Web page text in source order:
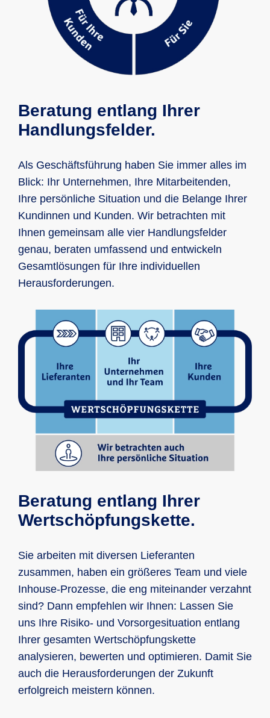
Beratung entlang Ihrer
Handlungsfelder.
Als Geschäftsführung haben Sie immer alles im
Blick: Ihr Unternehmen, Ihre Mitarbeitenden,
Ihre persönliche Situation und die Belange Ihrer
Kundinnen und Kunden. Wir betrachten mit
Ihnen gemeinsam alle vier Handlungsfelder
genau, beraten umfassend und entwickeln
Gesamtlösungen für Ihre individuellen
Herausforderungen.
Beratung entlang Ihrer
Wertschöpfungskette.
Sie arbeiten mit diversen Lieferanten
zusammen, haben ein größeres Team und viele
Inhouse-Prozesse, die eng miteinander verzahnt
sind? Dann empfehlen wir Ihnen: Lassen Sie
uns Ihre Risiko- und Vorsorgesituation entlang
Ihrer gesamten Wertschöpfungskette
analysieren, bewerten und optimieren. Damit Sie
auch die Herausforderungen der Zukunft
erfolgreich meistern können.